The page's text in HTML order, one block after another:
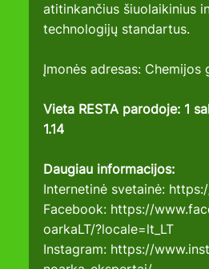
atitinkančius šiuolaikinius
technologijų standartus.
Įmonės adresas: Chemijos
Vieta RESTA parodoje: 1
1.14
Daugiau informacijos:
Internetinė svetainė:
Facebook: https://
oarkaLT/?locale=lt_LT
Instagram: https://